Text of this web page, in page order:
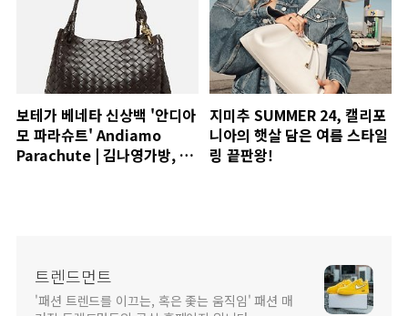
보테가 베네타 신상백 '안디아
모 파라슈트' Andiamo
Parachute | 김나영가방, 차
지미추 SUMMER 24, 캘리포
니아의 햇살 담은 여름 스타일
링 끝판왕!
트렌드먼트
'패션 트렌드를 이끄는, 혹은 좇는 움직임' 패션 매